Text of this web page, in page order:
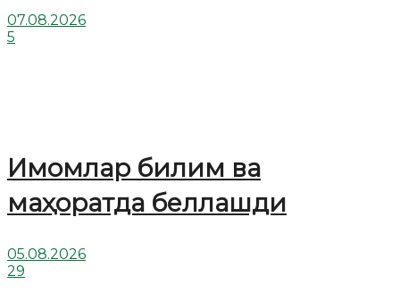
07.08.2026
5
Имомлар билим ва
маҳоратда беллашди
05.08.2026
29